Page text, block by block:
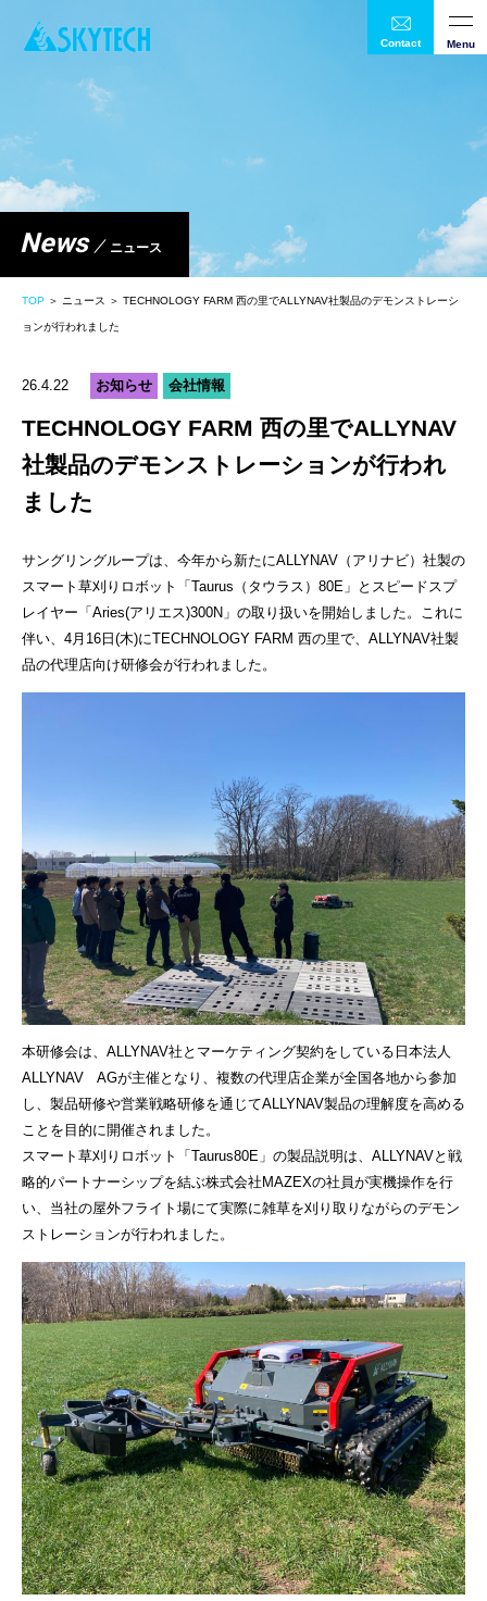
Contact Menu
News ニュース
TOP ＞ ニュース ＞ TECHNOLOGY FARM 西の里でALLYNAV社製品のデモンストレーシ
ョンが行われました
26.4.22 お知らせ 会社情報
TECHNOLOGY FARM 西の里でALLYNAV
社製品のデモンストレーションが行われ
ました
サングリングループは、今年から新たにALLYNAV （アリナビ）社製の
スマート草刈りロボット「 Taurus （タウラス） 80E 」とスピードスプ
レイヤー「 Aries(アリエス)300N 」の取り扱いを開始しました。これに
伴い、 4月 16 日 (木)にTECHNOLOGY FARM 西の里で、 ALLYNAV社製
品の代理店向け研修会が行われました。
本研修会は、 ALLYNAV社とマーケティング契約をしている日本法人
ALLYNAV
AGが主催となり、複数の代理店企業が全国各地から参加
し、製品研修や営業戦略研修を通じてALLYNAV製品の理解度を高める
ことを目的に開催されました。
スマート草刈りロボット「 Taurus80E 」の製品説明は、 ALLYNAVと戦
略的パートナーシップを結ぶ株式会社 MAZEXの社員が実機操作を行
い、当社の屋外フライト場にて実際に雑草を刈り取りながらのデモン
ストレーションが行われました。